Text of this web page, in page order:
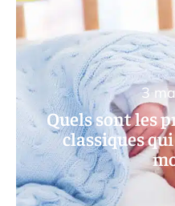
Quels sont les
classiques
3